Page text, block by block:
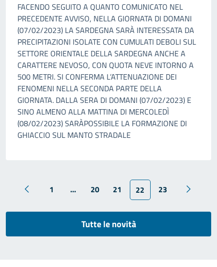
FACENDO SEGUITO A QUANTO COMUNICATO NEL
PRECEDENTE AVVISO, NELLA GIORNATA DI DOMANI
(07/02/2023) LA SARDEGNA SARÀ INTERESSATA DA
PRECIPITAZIONI ISOLATE CON CUMULATI DEBOLI SUL
SETTORE ORIENTALE DELLA SARDEGNA ANCHE A
CARATTERE NEVOSO, CON QUOTA NEVE INTORNO A
500 METRI. SI CONFERMA L’ATTENUAZIONE DEI
FENOMENI NELLA SECONDA PARTE DELLA
GIORNATA. DALLA SERA DI DOMANI (07/02/2023) E
SINO ALMENO ALLA MATTINA DI MERCOLEDÌ
(08/02/2023) SARÀPOSSIBILE LA FORMAZIONE DI
GHIACCIO SUL MANTO STRADALE
1 ... 20 21 22 23
Tutte le novità